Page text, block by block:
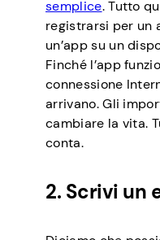
semplice. Tutto
registrarsi per un
un’app su un
Finché l’app
connessione
arrivano. Gli
cambiare la vita.
conta.
2. Scrivi un